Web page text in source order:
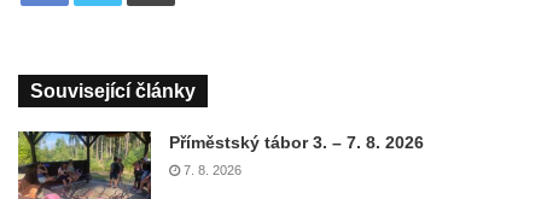
Související články
Příměstský tábor 3. – 7. 8. 2026
7. 8. 2026